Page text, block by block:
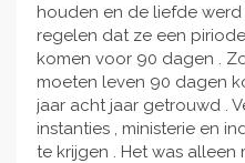
houden en de liefde werd
regelen dat ze een
komen voor 90 dagen .
moeten leven 90 dagen
jaar acht jaar getrouwd .
instanties , ministerie en
te krijgen . Het was